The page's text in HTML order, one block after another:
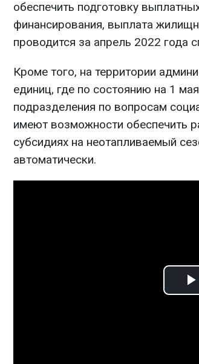
обеспечить подготовку
финансирования, выплата
проводится за апрель 2022 года
Кроме того, на территории
единиц, где по состоянию на 1
подразделения по вопросам
имеют возможности обеспечить
субсидиях на неотапливаемый
автоматически.